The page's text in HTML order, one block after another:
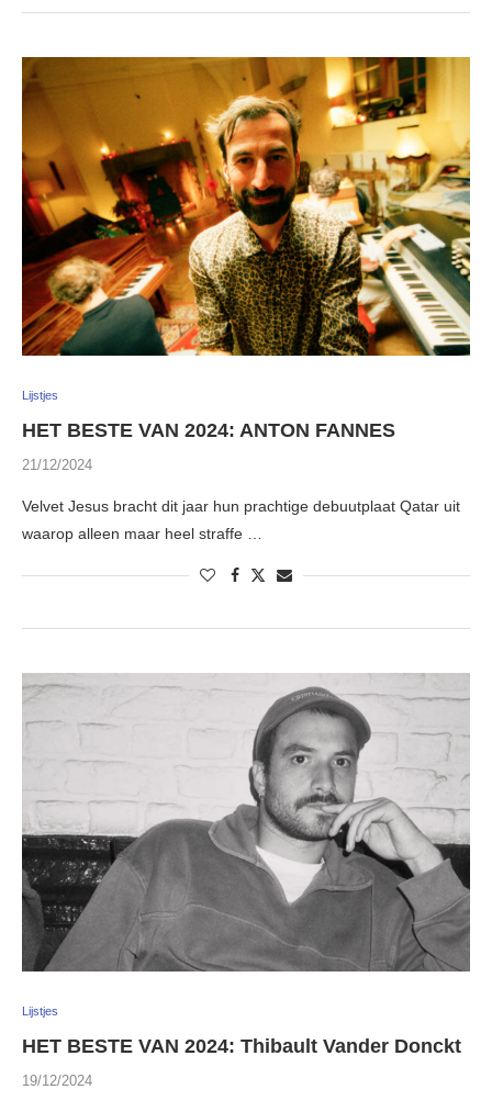
Lijstjes
HET BESTE VAN 2024: ANTON FANNES
21/12/2024
Velvet Jesus bracht dit jaar hun prachtige debuutplaat Qatar uit
waarop alleen maar heel straffe …
Lijstjes
HET BESTE VAN 2024: Thibault Vander Donckt
19/12/2024